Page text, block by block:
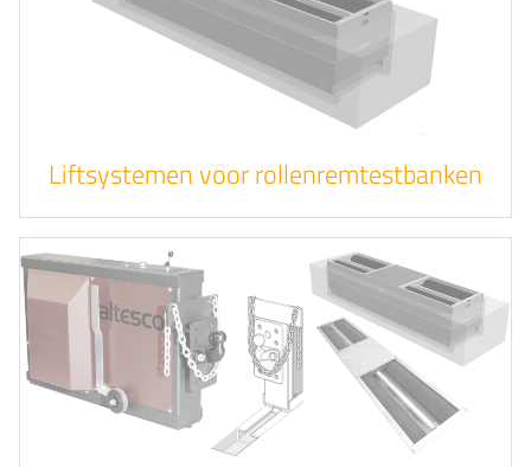
Liftsystemen voor rollenremtestbanken